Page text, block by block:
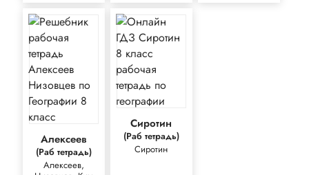
Алексеев
(Раб тетрадь)
Алексеев,
Сиротин
(Раб тетрадь)
Сиротин